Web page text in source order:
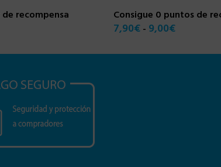
recompensa
Consigue 0 puntos de
7,90€- 9,00€